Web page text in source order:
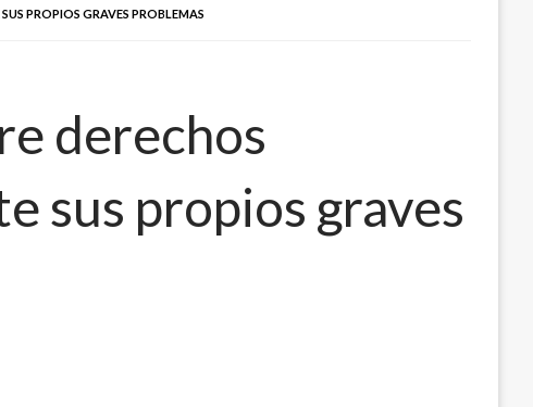
PROPIOS GRAVES PROBLEMAS
derechos
sus propios graves